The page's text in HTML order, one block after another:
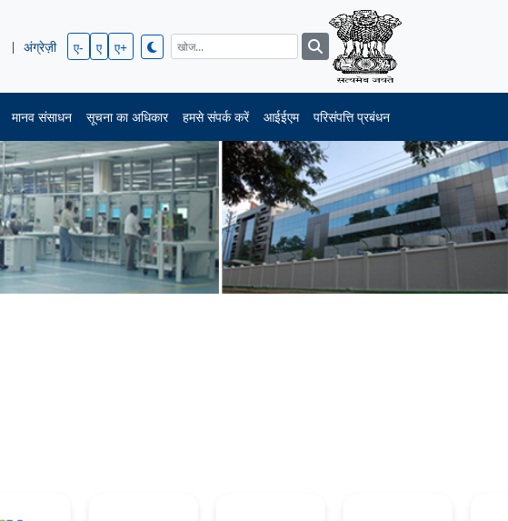
| अंग्रेज़ी ए- ए ए+
मानव संसाधन सूचना का अधिकार हमसे संपर्क करें आईईएम परिसंपत्ति प्रबंधन